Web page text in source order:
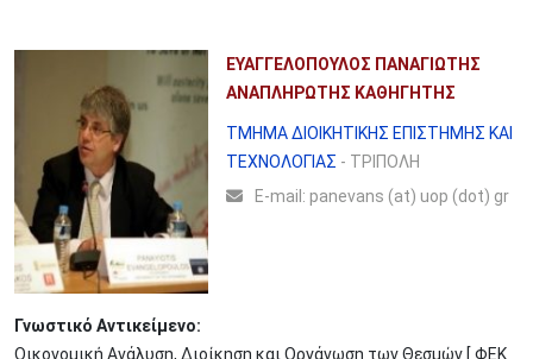
ΕΥΑΓΓΕΛΟΠΟΥΛΟΣ ΠΑΝΑΓΙΩΤΗΣ
ΑΝΑΠΛΗΡΩΤΗΣ ΚΑΘΗΓΗΤΗΣ
ΤΜΗΜΑ ΔΙΟΙΚΗΤΙΚΗΣ ΕΠΙΣΤΗΜΗΣ ΚΑΙ
ΤΕΧΝΟΛΟΓΙΑΣ - ΤΡΙΠΟΛΗ
Ε-mail:panevans (at) uop (dot) gr
Γνωστικό Αντικείμενο:
Οικονομική Ανάλυση, Διοίκηση και Οργάνωση των Θεσμών [ ΦΕΚ